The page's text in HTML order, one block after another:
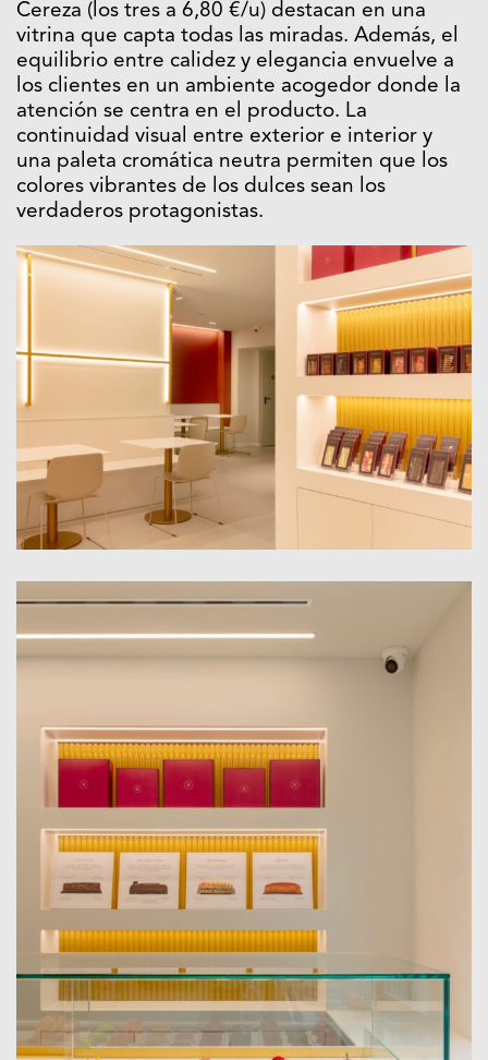
Cereza (los tres a 6,80 €/u) destacan en una
vitrina que capta todas las miradas. Además, el
equilibrio entre calidez y elegancia envuelve a
los clientes en un ambiente acogedor donde la
atención se centra en el producto. La
continuidad visual entre exterior e interior y
una paleta cromática neutra permiten que los
colores vibrantes de los dulces sean los
verdaderos protagonistas.